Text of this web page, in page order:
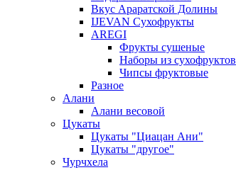
Вкус Араратской Долины
IJEVAN Сухофрукты
AREGI
Фрукты сушеные
Наборы из сухофруктов
Чипсы фруктовые
Разное
Алани
Алани весовой
Цукаты
Цукаты "Циацан Ани"
Цукаты "другое"
Чурчхела